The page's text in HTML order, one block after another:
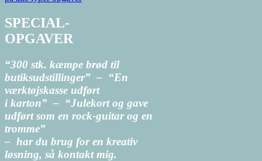
SPECIAL-
OPGAVER
“300 stk. kæmpe brød til
butiksudstillinger” – “En
værktøjskasse udført
i karton” – “Julekort og gave
udført som en rock-guitar og en
tromme”
– har du brug for en kreativ
løsning, så kontakt mig.